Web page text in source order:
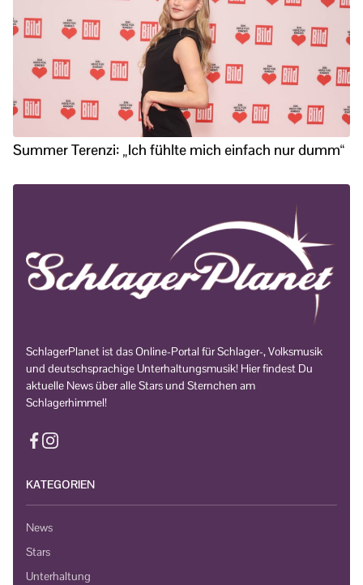
Summer Terenzi: „Ich fühlte mich einfach nur dumm“
SchlagerPlanet ist das Online-Portal für Schlager-, Volksmusik
und deutschsprachige Unterhaltungsmusik! Hier findest Du
aktuelle News über alle Stars und Sternchen am
Schlagerhimmel!
KATEGORIEN
News
Stars
Unterhaltung